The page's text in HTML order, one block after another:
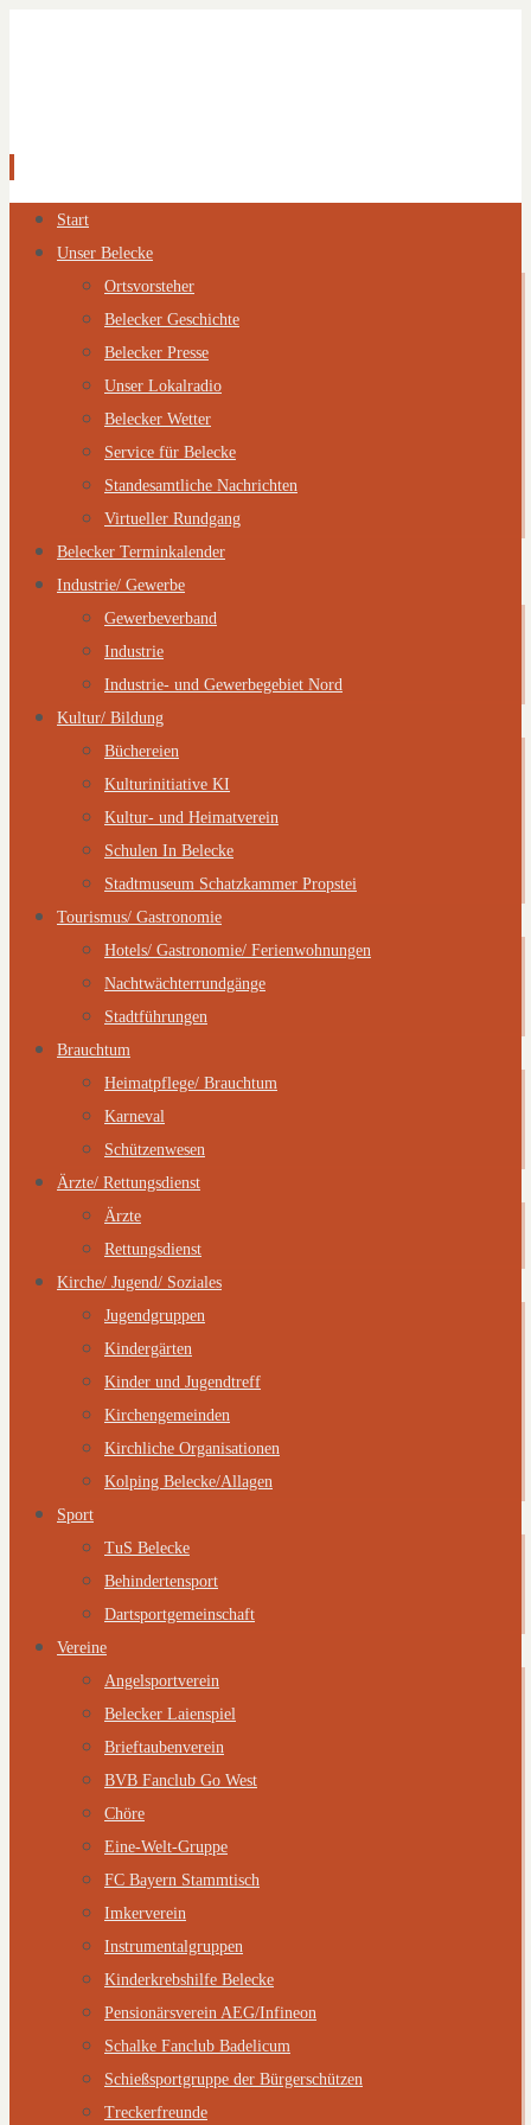
Zum
Inhalt
springen
Start
Unser Belecke
Ortsvorsteher
Belecker Geschichte
Belecker Presse
Unser Lokalradio
Belecker Wetter
Service für Belecke
Standesamtliche Nachrichten
Virtueller Rundgang
Belecker Terminkalender
Industrie/ Gewerbe
Gewerbeverband
Industrie
Industrie- und Gewerbegebiet Nord
Kultur/ Bildung
Büchereien
Kulturinitiative KI
Kultur- und Heimatverein
Schulen In Belecke
Stadtmuseum Schatzkammer Propstei
Tourismus/ Gastronomie
Hotels/ Gastronomie/ Ferienwohnungen
Nachtwächterrundgänge
Stadtführungen
Brauchtum
Heimatpflege/ Brauchtum
Karneval
Schützenwesen
Ärzte/ Rettungsdienst
Ärzte
Rettungsdienst
Kirche/ Jugend/ Soziales
Jugendgruppen
Kindergärten
Kinder und Jugendtreff
Kirchengemeinden
Kirchliche Organisationen
Kolping Belecke/Allagen
Sport
TuS Belecke
Behindertensport
Dartsportgemeinschaft
Vereine
Angelsportverein
Belecker Laienspiel
Brieftaubenverein
BVB Fanclub Go West
Chöre
Eine-Welt-Gruppe
FC Bayern Stammtisch
Imkerverein
Instrumentalgruppen
Kinderkrebshilfe Belecke
Pensionärsverein AEG/Infineon
Schalke Fanclub Badelicum
Schießsportgruppe der Bürgerschützen
Treckerfreunde